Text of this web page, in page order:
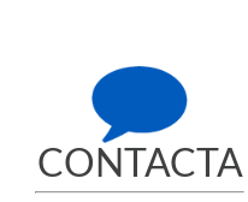
CONTACTA